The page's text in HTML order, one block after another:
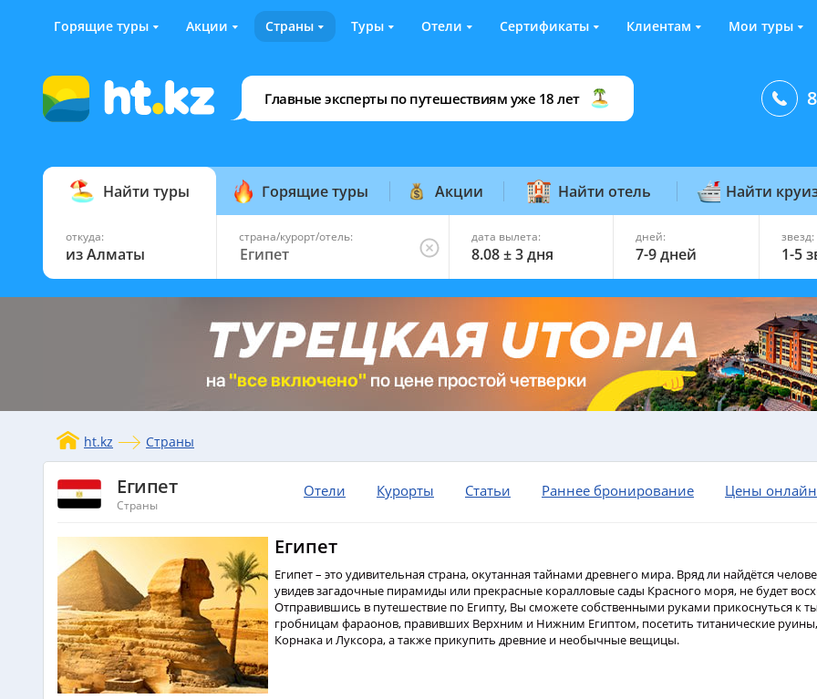
Горящие туры Акции Страны Туры Отели Сертификаты Клиентам Мои туры
Главные эксперты по путешествиям уже 18 лет
Найти туры Горящие туры Акции Найти отель Найти
откуда:
из Алматы
страна/курорт/отель: дата вылета:
8.08 ± 3 дня
дней:
7-9 дней
звезд:
1-5
ht.kz Страны
Отели Курорты Статьи Раннее бронирование Цены онлайн
Египет
Страны
Египет
Египет – это удивительная страна, окутанная тайнами древнего мира. Вряд ли найдётся
увидев загадочные пирамиды или прекрасные коралловые сады Красного моря, не будет
Отправившись в путешествие по Египту, Вы сможете собственными руками прикоснуться к
гробницам фараонов, правивших Верхним и Нижним Египтом, посетить титанические
Корнака и Луксора, а также прикупить древние и необычные вещицы.